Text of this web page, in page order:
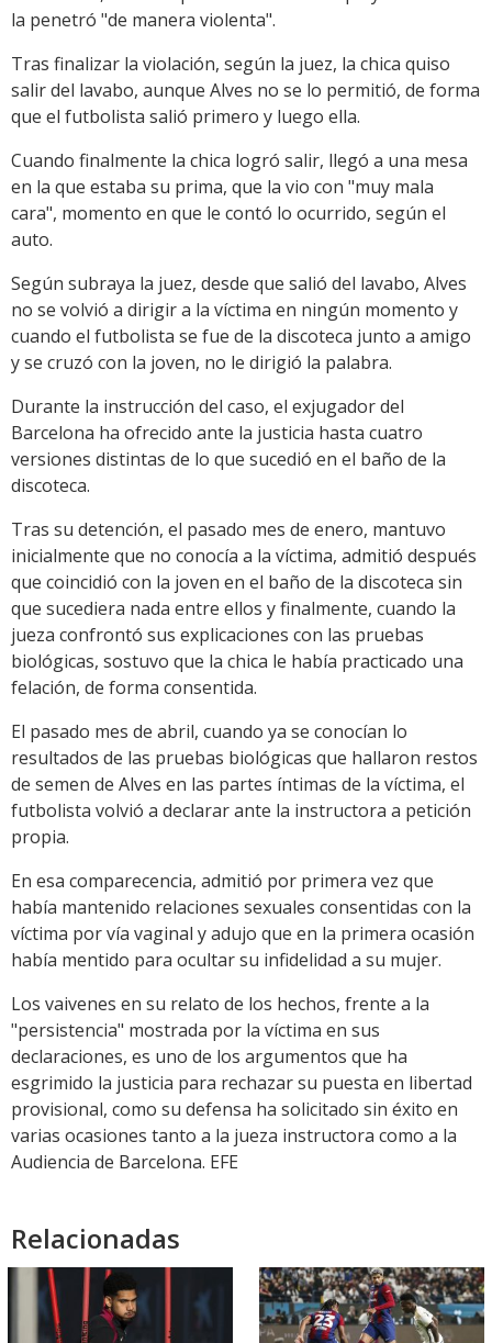
la penetró "de manera violenta".
Tras finalizar la violación, según la juez, la chica quiso
salir del lavabo, aunque Alves no se lo permitió, de forma
que el futbolista salió primero y luego ella.
Cuando finalmente la chica logró salir, llegó a una mesa
en la que estaba su prima, que la vio con "muy mala
cara", momento en que le contó lo ocurrido, según el
auto.
Según subraya la juez, desde que salió del lavabo, Alves
no se volvió a dirigir a la víctima en ningún momento y
cuando el futbolista se fue de la discoteca junto a amigo
y se cruzó con la joven, no le dirigió la palabra.
Durante la instrucción del caso, el exjugador del
Barcelona ha ofrecido ante la justicia hasta cuatro
versiones distintas de lo que sucedió en el baño de la
discoteca.
Tras su detención, el pasado mes de enero, mantuvo
inicialmente que no conocía a la víctima, admitió después
que coincidió con la joven en el baño de la discoteca sin
que sucediera nada entre ellos y finalmente, cuando la
jueza confrontó sus explicaciones con las pruebas
biológicas, sostuvo que la chica le había practicado una
felación, de forma consentida.
El pasado mes de abril, cuando ya se conocían lo
resultados de las pruebas biológicas que hallaron restos
de semen de Alves en las partes íntimas de la víctima, el
futbolista volvió a declarar ante la instructora a petición
propia.
En esa comparecencia, admitió por primera vez que
había mantenido relaciones sexuales consentidas con la
víctima por vía vaginal y adujo que en la primera ocasión
había mentido para ocultar su infidelidad a su mujer.
Los vaivenes en su relato de los hechos, frente a la
"persistencia" mostrada por la víctima en sus
declaraciones, es uno de los argumentos que ha
esgrimido la justicia para rechazar su puesta en libertad
provisional, como su defensa ha solicitado sin éxito en
varias ocasiones tanto a la jueza instructora como a la
Audiencia de Barcelona. EFE
Relacionadas